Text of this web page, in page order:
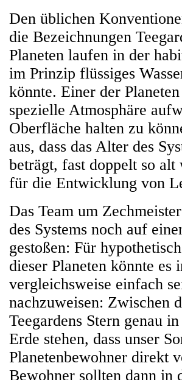
Den üblichen
die Bezeichnungen
Planeten laufen in der
im Prinzip flüssiges
könnte. Einer der
spezielle Atmosphäre
Oberfläche halten zu
aus, dass das Alter des
beträgt, fast doppelt so
für die Entwicklung von
Das Team um
des Systems noch auf
gestoßen: Für
dieser Planeten könnte es
vergleichsweise einfach
nachzuweisen: Zwischen
Teegardens Stern genau
Erde stehen, dass unser
Planetenbewohner direkt
Bewohner sollten dann in